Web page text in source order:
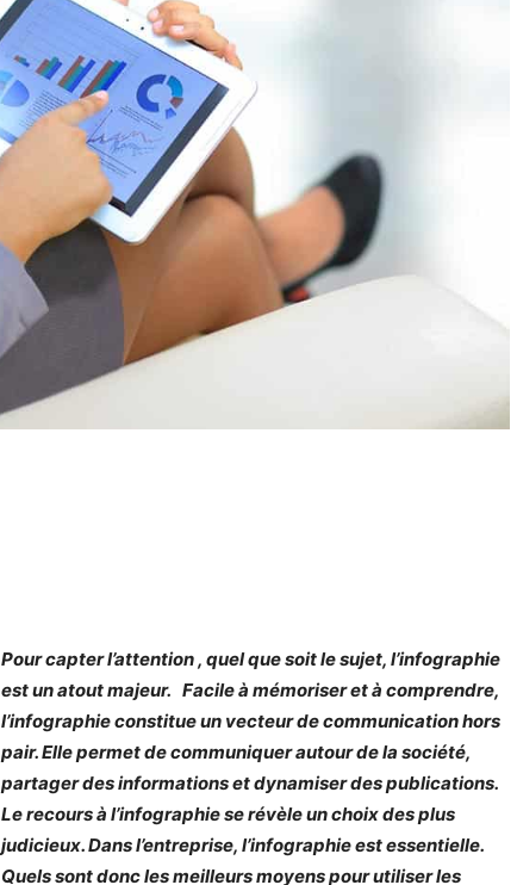
Pour capter l’attention , quel que soit le sujet, l’infographie
est un atout majeur. Facile à mémoriser et à comprendre,
l’infographie constitue un vecteur de communication hors
pair. Elle permet de communiquer autour de la société,
partager des informations et dynamiser des publications.
Le recours à l’infographie se révèle un choix des plus
judicieux. Dans l’entreprise, l’infographie est essentielle.
Quels sont donc les meilleurs moyens pour utiliser les